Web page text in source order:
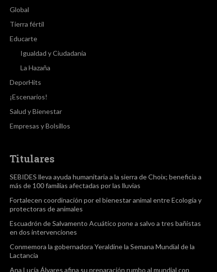
Global
Tierra fértil
Educarte
Igualdad y Ciudadanía
La Hazaña
DeporHits
¡Escenarios!
Salud y Bienestar
Empresas y Bolsillos
Titulares
SEBIDES lleva ayuda humanitaria a la sierra de Choix; beneficia a
más de 100 familias afectadas por las lluvias
Fortalecen coordinación por el bienestar animal entre Ecología y
protectoras de animales
Escuadrón de Salvamento Acuático pone a salvo a tres bañistas
en dos intervenciones
Conmemora la gobernadora Yeraldine la Semana Mundial de la
Lactancia
Ana Lucía Álvares afina su preparación rumbo al mundial con